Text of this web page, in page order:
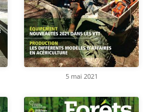
5 mai 2021